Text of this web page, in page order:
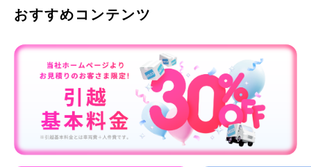
おすすめコンテンツ